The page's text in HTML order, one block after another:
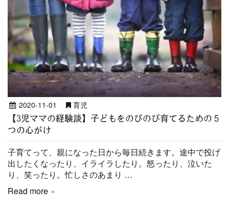
2020-11-01 育児
【3児ママの経験談】子どもをのびのび育てるための５
つの心がけ
子育てって、親になった日から毎日続きます。途中で投げ
出したくなったり、イライラしたり。怒ったり、泣いた
り、笑ったり。忙しさのあまり …
Read more